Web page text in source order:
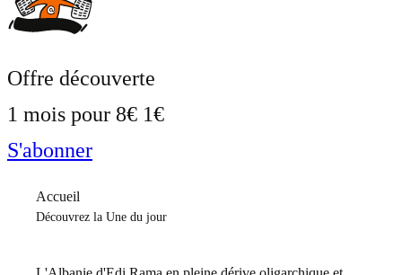
Offre découverte
1 mois pour 8€ 1€
S'abonner
Accueil
Découvrez la Une du jour